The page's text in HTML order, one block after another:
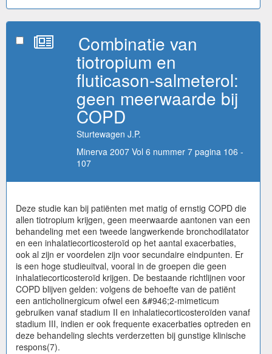
Combinatie van
tiotropium en
fluticason-salmeterol:
geen meerwaarde bij
COPD
Sturtewagen J.P.
Minerva 2007 Vol 6 nummer 7 pagina 106 -
107
Deze studie kan bij patiënten met matig of ernstig COPD die
allen tiotropium krijgen, geen meerwaarde aantonen van een
behandeling met een tweede langwerkende bronchodilatator
en een inhalatiecorticosteroïd op het aantal exacerbaties,
ook al zijn er voordelen zijn voor secundaire eindpunten. Er
is een hoge studieuitval, vooral in de groepen die geen
inhalatiecorticosteroïd krijgen. De bestaande richtlijnen voor
COPD blijven gelden: volgens de behoefte van de patiënt
een anticholinergicum ofwel een &#946;2-mimeticum
gebruiken vanaf stadium II en inhalatiecorticosteroïden vanaf
stadium III, indien er ook frequente exacerbaties optreden en
deze behandeling slechts verderzetten bij gunstige klinische
respons(7).